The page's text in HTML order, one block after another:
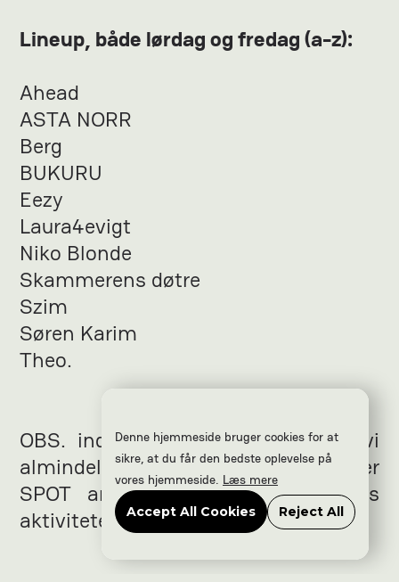
Denne hjemmeside bruger cookies for at
sikre, at du får den bedste oplevelse på
vores hjemmeside. Læs mere
Accept All Cookies
Reject All
Lineup, både lørdag og fredag (a-z):
Ahead
ASTA NORR
Berg
BUKURU
Eezy
Laura4evigt
Niko Blonde
Skammerens døtre
Szim
Søren Karim
Theo.
OBS. inde i Volume Village kører vi
almindeligt SPOT program, der kræver
SPOT armbånd, men de udendørs
aktiviteter er gratis.